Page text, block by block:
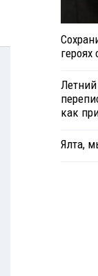
героях
как
Ялта,